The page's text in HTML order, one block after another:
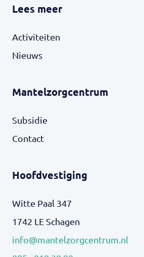
Lees meer
Activiteiten
Nieuws
Mantelzorgcentrum
Subsidie
Contact
Hoofdvestiging
Witte Paal 347
1742 LE Schagen
info@mantelzorgcentrum.nl